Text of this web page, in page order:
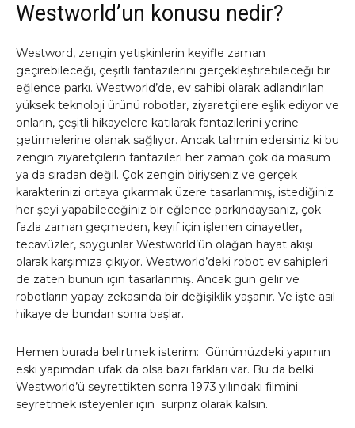
Westworld’un konusu nedir?
Westword, zengin yetişkinlerin keyifle zaman
geçirebileceği, çeşitli fantazilerini gerçekleştirebileceği bir
eğlence parkı. Westworld’de, ev sahibi olarak adlandırılan
yüksek teknoloji ürünü robotlar, ziyaretçilere eşlik ediyor ve
onların, çeşitli hikayelere katılarak fantazilerini yerine
getirmelerine olanak sağlıyor. Ancak tahmin edersiniz ki bu
zengin ziyaretçilerin fantazileri her zaman çok da masum
ya da sıradan değil. Çok zengin biriyseniz ve gerçek
karakterinizi ortaya çıkarmak üzere tasarlanmış, istediğiniz
her şeyi yapabileceğiniz bir eğlence parkındaysanız, çok
fazla zaman geçmeden, keyif için işlenen cinayetler,
tecavüzler, soygunlar Westworld’ün olağan hayat akışı
olarak karşımıza çıkıyor. Westworld’deki robot ev sahipleri
de zaten bunun için tasarlanmış. Ancak gün gelir ve
robotların yapay zekasında bir değişiklik yaşanır. Ve işte asıl
hikaye de bundan sonra başlar.
Hemen burada belirtmek isterim: Günümüzdeki yapımın
eski yapımdan ufak da olsa bazı farkları var. Bu da belki
Westworld’ü seyrettikten sonra 1973 yılındaki filmini
seyretmek isteyenler için sürpriz olarak kalsın.